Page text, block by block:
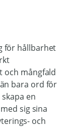
för hållbarhet
och mångfald
bara ord för
en
sig sina
och